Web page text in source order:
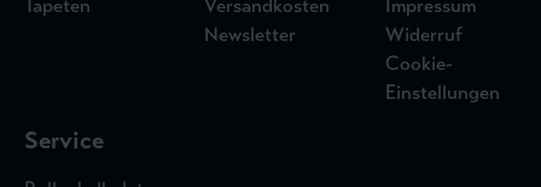
Tapeten
Versandkosten
Newsletter
Impressum
Widerruf
Cookie-
Einstellungen
Service